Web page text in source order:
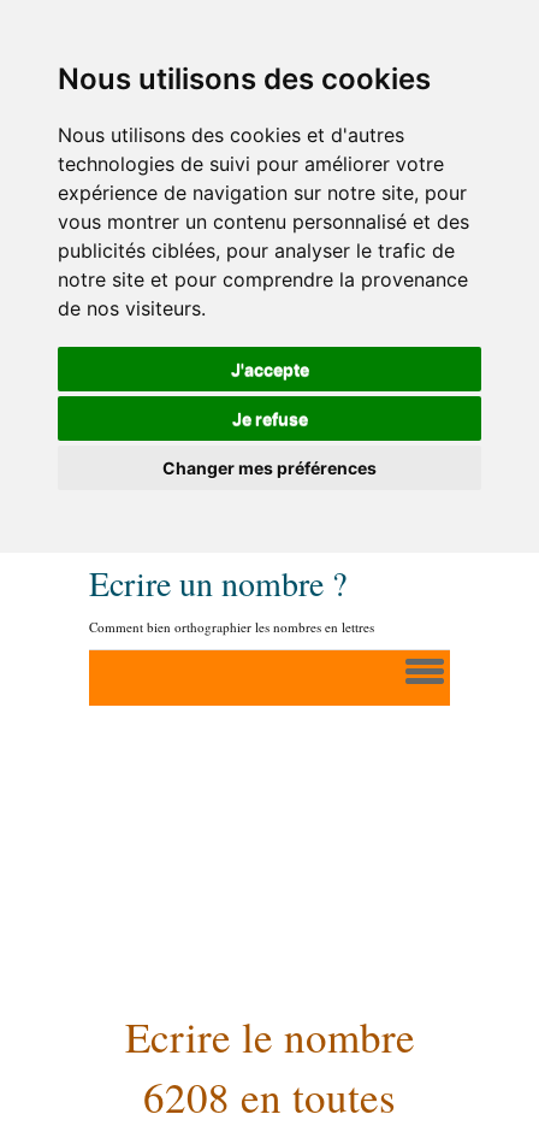
Nous utilisons des cookies
Nous utilisons des cookies et d'autres
technologies de suivi pour améliorer votre
expérience de navigation sur notre site, pour
vous montrer un contenu personnalisé et des
publicités ciblées, pour analyser le trafic de
notre site et pour comprendre la provenance
de nos visiteurs.
J'accepte
Je refuse
Changer mes préférences
Ecrire un nombre ?
Comment bien orthographier les nombres en lettres
Ecrire le nombre
6208 en toutes